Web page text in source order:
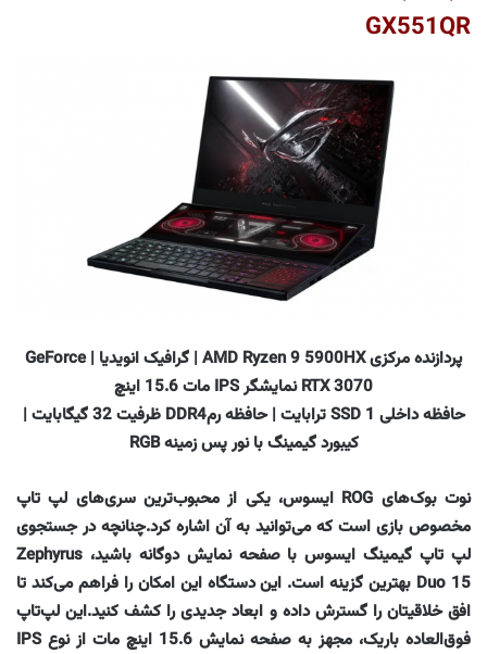
GX551QR
پردازنده مرکزی AMD Ryzen 9 5900HX | گرافیک انویدیا | GeForce
RTX 3070 نمایشگر IPS مات 15.6 اینچ
حافظه داخلی SSD 1 ترابایت | حافظه رمDDR4 ظرفیت 32 گیگابایت |
کیبورد گیمینگ با نور پس زمینه RGB
نوت بوک‌های ROG ایسوس، یکی از محبوب‌ترین سری‌های لپ تاپ
مخصوص بازی است که می‌توانید به آن اشاره کرد.چنانچه در جستجوی
لپ تاپ گیمینگ ایسوس با صفحه نمایش دوگانه باشید، Zephyrus
Duo 15 بهترین گزینه است. این دستگاه این امکان را فراهم می‌کند تا
افق خلاقیتان را گسترش داده و ابعاد جدیدی را کشف کنید.این لپ‌تاپ
فوق‌العاده باریک، مجهز به صفحه نمایش 15.6 اینچ مات از نوع IPS